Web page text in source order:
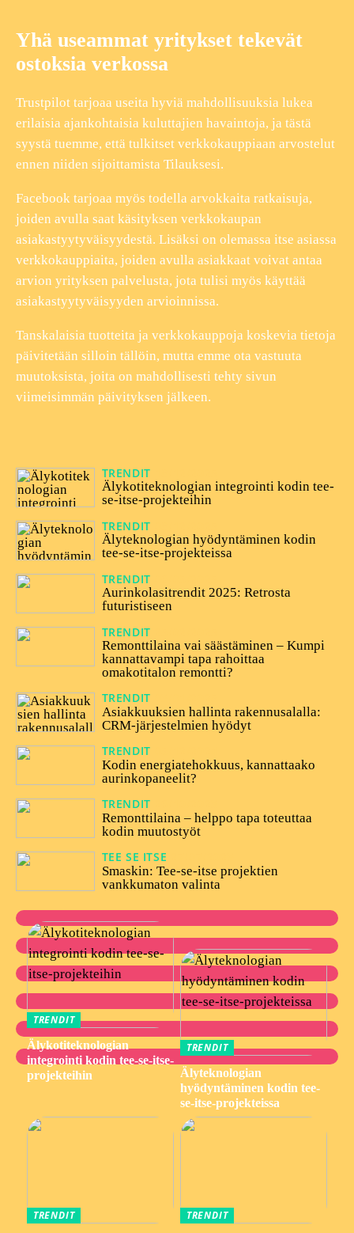
Yhä useammat yritykset tekevät
ostoksia verkossa
Trustpilot tarjoaa useita hyviä mahdollisuuksia lukea
erilaisia ajankohtaisia kuluttajien havaintoja, ja tästä
syystä tuemme, että tulkitset verkkokauppiaan arvostelut
ennen niiden sijoittamista Tilauksesi.
Facebook tarjoaa myös todella arvokkaita ratkaisuja,
joiden avulla saat käsityksen verkkokaupan
asiakastyytyväisyydestä. Lisäksi on olemassa itse asiassa
verkkokauppiaita, joiden avulla asiakkaat voivat antaa
arvion yrityksen palvelusta, jota tulisi myös käyttää
asiakastyytyväisyyden arvioinnissa.
Tanskalaisia tuotteita ja verkkokauppoja koskevia tietoja
päivitetään silloin tällöin, mutta emme ota vastuuta
muutoksista, joita on mahdollisesti tehty sivun
viimeisimmän päivityksen jälkeen.
TRENDIT
Älykotiteknologian integrointi kodin tee-
se-itse-projekteihin
TRENDIT
Älyteknologian hyödyntäminen kodin
tee-se-itse-projekteissa
TRENDIT
Aurinkolasitrendit 2025: Retrosta
futuristiseen
TRENDIT
Remonttilaina vai säästäminen – Kumpi
kannattavampi tapa rahoittaa
omakotitalon remontti?
TRENDIT
Asiakkuuksien hallinta rakennusalalla:
CRM-järjestelmien hyödyt
TRENDIT
Kodin energiatehokkuus, kannattaako
aurinkopaneelit?
TRENDIT
Remonttilaina – helppo tapa toteuttaa
kodin muutostyöt
TEE SE ITSE
Smaskin: Tee-se-itse projektien
vankkumaton valinta
TRENDIT
Älykotiteknologian
integrointi kodin tee-se-itse-
projekteihin
TRENDIT
Älyteknologian
hyödyntäminen kodin tee-
se-itse-projekteissa
TRENDIT
TRENDIT